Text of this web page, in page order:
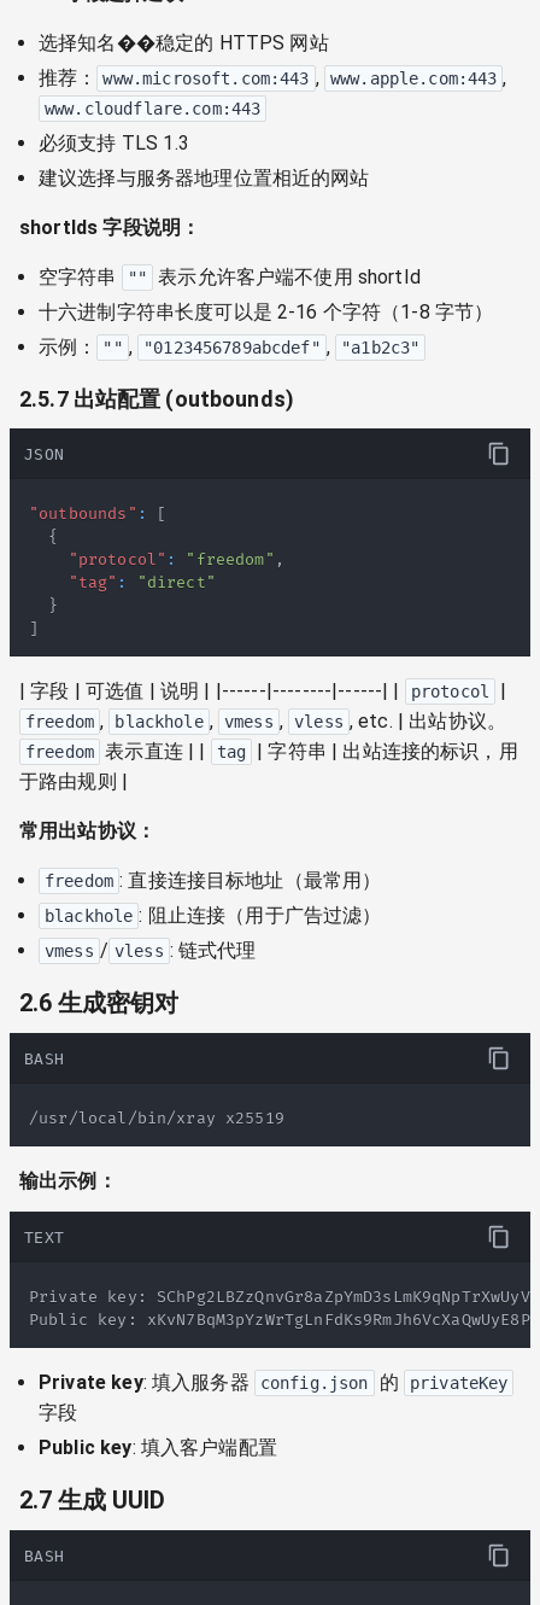
选择知名��稳定的 HTTPS 网站
推荐：
www.microsoft.com:443 , www.apple.com:443 ,
www.cloudflare.com:443
必须支持 TLS 1.3
建议选择与服务器地理位置相近的网站
shortIds 字段说明：
空字符串 ""
表示允许客户端不使用 shortId
十六进制字符串长度可以是 2-16 个字符（1-8 字节）
示例：
"" , "0123456789abcdef" , "a1b2c3"
2.5.7 出站配置 (outbounds)
JSON
"outbounds" :
[
{
"protocol" : "freedom" ,
"tag" :
"direct"
}
]
| 字段 | 可选值 | 说明 | |------|--------|------| | protocol |
freedom , blackhole , vmess , vless , etc. | 出站协议。
freedom 表示直连 | | tag
| 字符串 | 出站连接的标识，用
于路由规则 |
常用出站协议：
freedom : 直接连接目标地址（最常用）
blackhole : 阻止连接（用于广告过滤）
vmess / vless : 链式代理
2.6 生成密钥对
BASH
/usr/local/bin/xray x25519
输出示例：
TEXT
Public key:
Private key: 填入服务器 config.json 的 privateKey
字段
Public key: 填入客户端配置
2.7 生成 UUID
BASH